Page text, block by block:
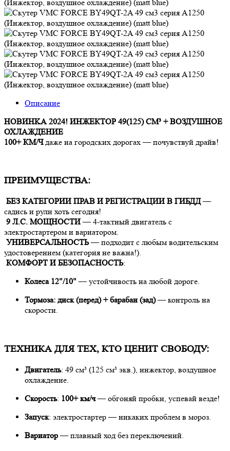
Описание
HOBИНKА 2024! ИНЖЕКТОР 49(125) СМ³ + ВОЗДУШНОЕ
ОХЛАЖДЕНИЕ
100+ КМ/Чдаже на городских дорогах — почувствуй драйв!
ПРЕИМУЩЕСТВА:
БЕЗ КАТЕГОРИИ ПРАВ И РЕГИСТРАЦИИ В ГИБДД—
садись и рули хоть сегодня!
9 Л.С. МОЩНОСТИ— 4-тактный двигатель с
электростартером и вариатором.
УНИВЕРСАЛЬНОСТЬ— подходит с любым водительским
удостоверением (категория не важна!).
КОМФОРТ И БЕЗОПАСНОСТЬ:
Колеса 12"/10" — устойчивость на любой дороге.
Тормоза: диск (перед) + барабан (зад)— контроль на
скорости.
ТЕХНИКА ДЛЯ ТЕХ, КТО ЦЕНИТ СВОБОДУ:
Двигатель: 49 см³ (125 см³ экв.), инжектор, воздушное
охлаждение.
Скорость: 100+ км/ч— обгоняй пробки, успевай везде!
Запуск: электростартер — никаких проблем в мороз.
Вариатор— плавный ход без переключений.